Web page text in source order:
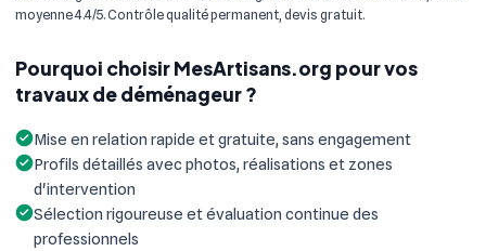
moyenne 4.4/5. Contrôle qualité permanent, devis gratuit.
Pourquoi choisir MesArtisans.org pour vos
travaux de déménageur ?
Mise en relation rapide et gratuite, sans engagement
Profils détaillés avec photos, réalisations et zones
d'intervention
Sélection rigoureuse et évaluation continue des
professionnels